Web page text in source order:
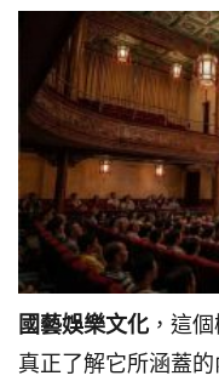
國藝娛樂文化 ，這
真正了解它所涵蓋